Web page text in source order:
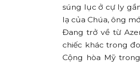
súng lục ở cự ly
lạ của Chúa, ông
Đang trở về từ
chiếc khác trong
Cộng hòa Mỹ